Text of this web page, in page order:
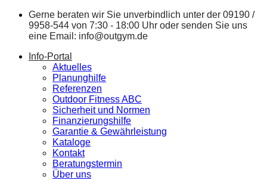
Zum
springen
Gerne beraten wir Sie unverbindlich unter der 09190 /
9958-544 von 7:30 - 18:00 Uhr oder senden Sie uns
eine Email: info@outgym.de
Info-Portal
Aktuelles
Planunghilfe
Referenzen
Outdoor Fitness ABC
Sicherheit und Normen
Finanzierungshilfe
Garantie & Gewährleistung
Kataloge
Kontakt
Beratungstermin
Über uns